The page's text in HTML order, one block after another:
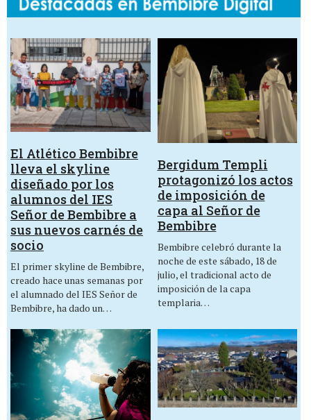
El Atlético Bembibre
lleva el skyline
diseñado por los
alumnos del IES
Señor de Bembibre a
sus nuevos carnés de
socio
El primer skyline de Bembibre,
creado hace unas semanas por
el alumnado del IES Señor de
Bembibre, ha dado un…
Bergidum Templi
protagonizó los actos
de imposición de
capa al Señor de
Bembibre
Bembibre celebró durante la
noche de este sábado, 18 de
julio, el tradicional acto de
imposición de la capa
templaria…